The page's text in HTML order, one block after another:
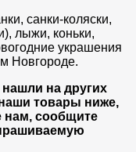
санки-коляски,
лыжи, коньки,
украшения
Новгороде.
на других
товары ниже,
нам, сообщите